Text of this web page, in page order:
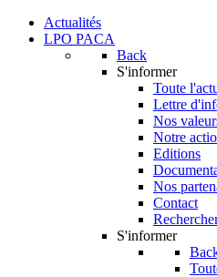
Actualités
LPO PACA
Back
S'informer
Toute
Lettre
Nos
Notre
Editions
Nos
Contact
S'informer